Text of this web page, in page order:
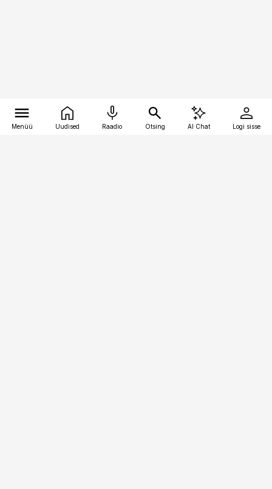
Menüü Uudised Raadio Otsing AI Chat Logi sisse